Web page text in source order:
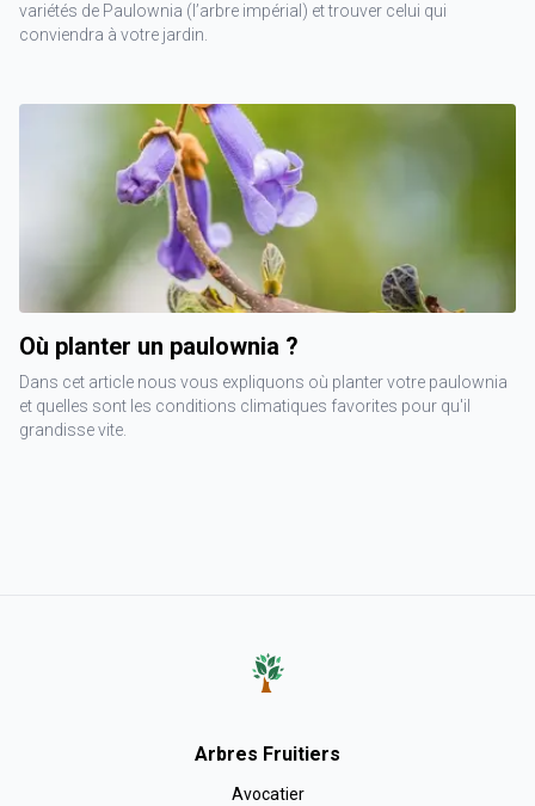
variétés de Paulownia (l’arbre impérial) et trouver celui qui
conviendra à votre jardin.
Où planter un paulownia ?
Dans cet article nous vous expliquons où planter votre paulownia
et quelles sont les conditions climatiques favorites pour qu'il
grandisse vite.
Arbres Fruitiers
Avocatier